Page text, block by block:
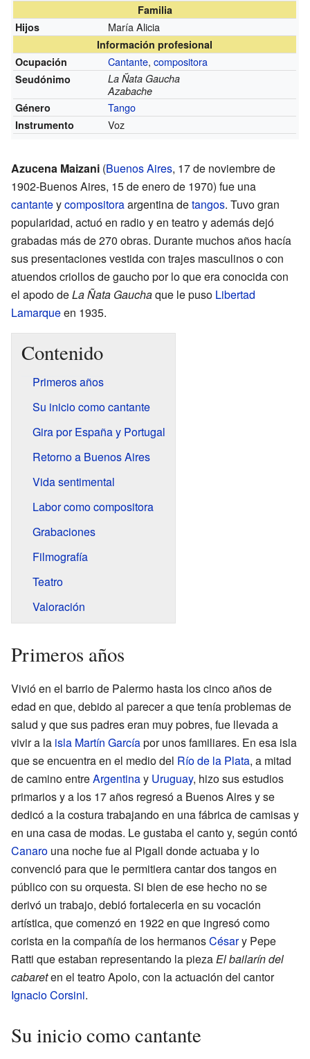
Familia
Hijos
María Alicia
Información profesional
Ocupación
Cantante,compositora
Seudónimo
La Ñata Gaucha
Azabache
Género
Tango
Instrumento Voz
Azucena Maizani (Buenos Aires, 17 de noviembre de
1902-Buenos Aires, 15 de enero de 1970) fue una
cantanteycompositoraargentina detangos. Tuvo gran
popularidad, actuó en radio y en teatro y además dejó
grabadas más de 270 obras. Durante muchos años hacía
sus presentaciones vestida con trajes masculinos o con
atuendos criollos de gaucho por lo que era conocida con
el apodo deLa Ñata Gauchaque le puso Libertad
Lamarqueen 1935.
Contenido
Primeros años
Su inicio como cantante
Gira por España y Portugal
Retorno a Buenos Aires
Vida sentimental
Labor como compositora
Grabaciones
Filmografía
Teatro
Valoración
Primeros años
Vivió en el barrio de Palermo hasta los cinco años de
edad en que, debido al parecer a que tenía problemas de
salud y que sus padres eran muy pobres, fue llevada a
vivir a la isla Martín Garcíapor unos familiares. En esa isla
que se encuentra en el medio del Río de la Plata, a mitad
de camino entreArgentinay Uruguay, hizo sus estudios
primarios y a los 17 años regresó a Buenos Aires y se
dedicó a la costura trabajando en una fábrica de camisas y
en una casa de modas. Le gustaba el canto y, según contó
Canaro una noche fue al Pigall donde actuaba y lo
convenció para que le permitiera cantar dos tangos en
público con su orquesta. Si bien de ese hecho no se
derivó un trabajo, debió fortalecerla en su vocación
artística, que comenzó en 1922 en que ingresó como
corista en la compañía de los hermanosCésary Pepe
Ratti que estaban representando la piezaEl bailarín del
cabareten el teatro Apolo, con la actuación del cantor
Ignacio Corsini.
Su inicio como cantante